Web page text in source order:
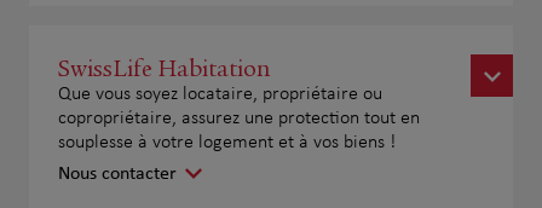
SwissLife Habitation
Que vous soyez locataire, propriétaire ou
copropriétaire, assurez une protection tout en
souplesse à votre logement et à vos biens !
Nous contacter